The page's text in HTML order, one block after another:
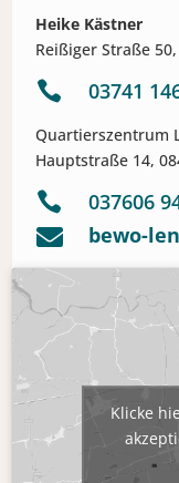
Heike Kästner
Reißiger Straße
 03741
Quartierszentrum
Hauptstraße 14,

037606

bewo-
Klicke